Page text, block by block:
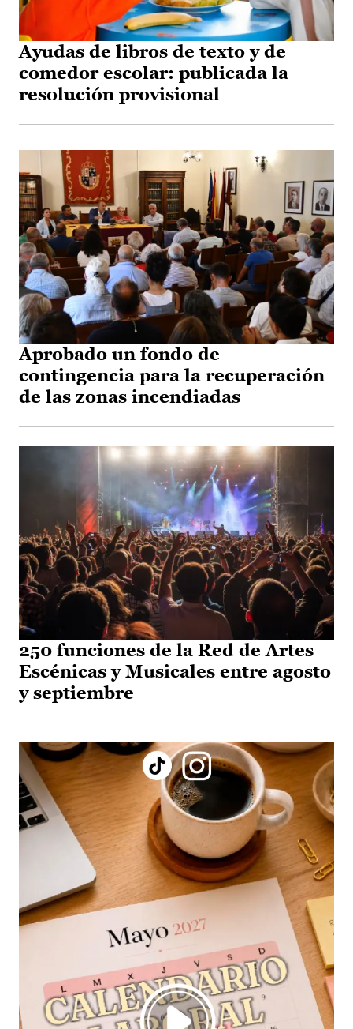
Ayudas de libros de texto y de
comedor escolar: publicada la
resolución provisional
Aprobado un fondo de
contingencia para la recuperación
de las zonas incendiadas
250 funciones de la Red de Artes
Escénicas y Musicales entre agosto
y septiembre